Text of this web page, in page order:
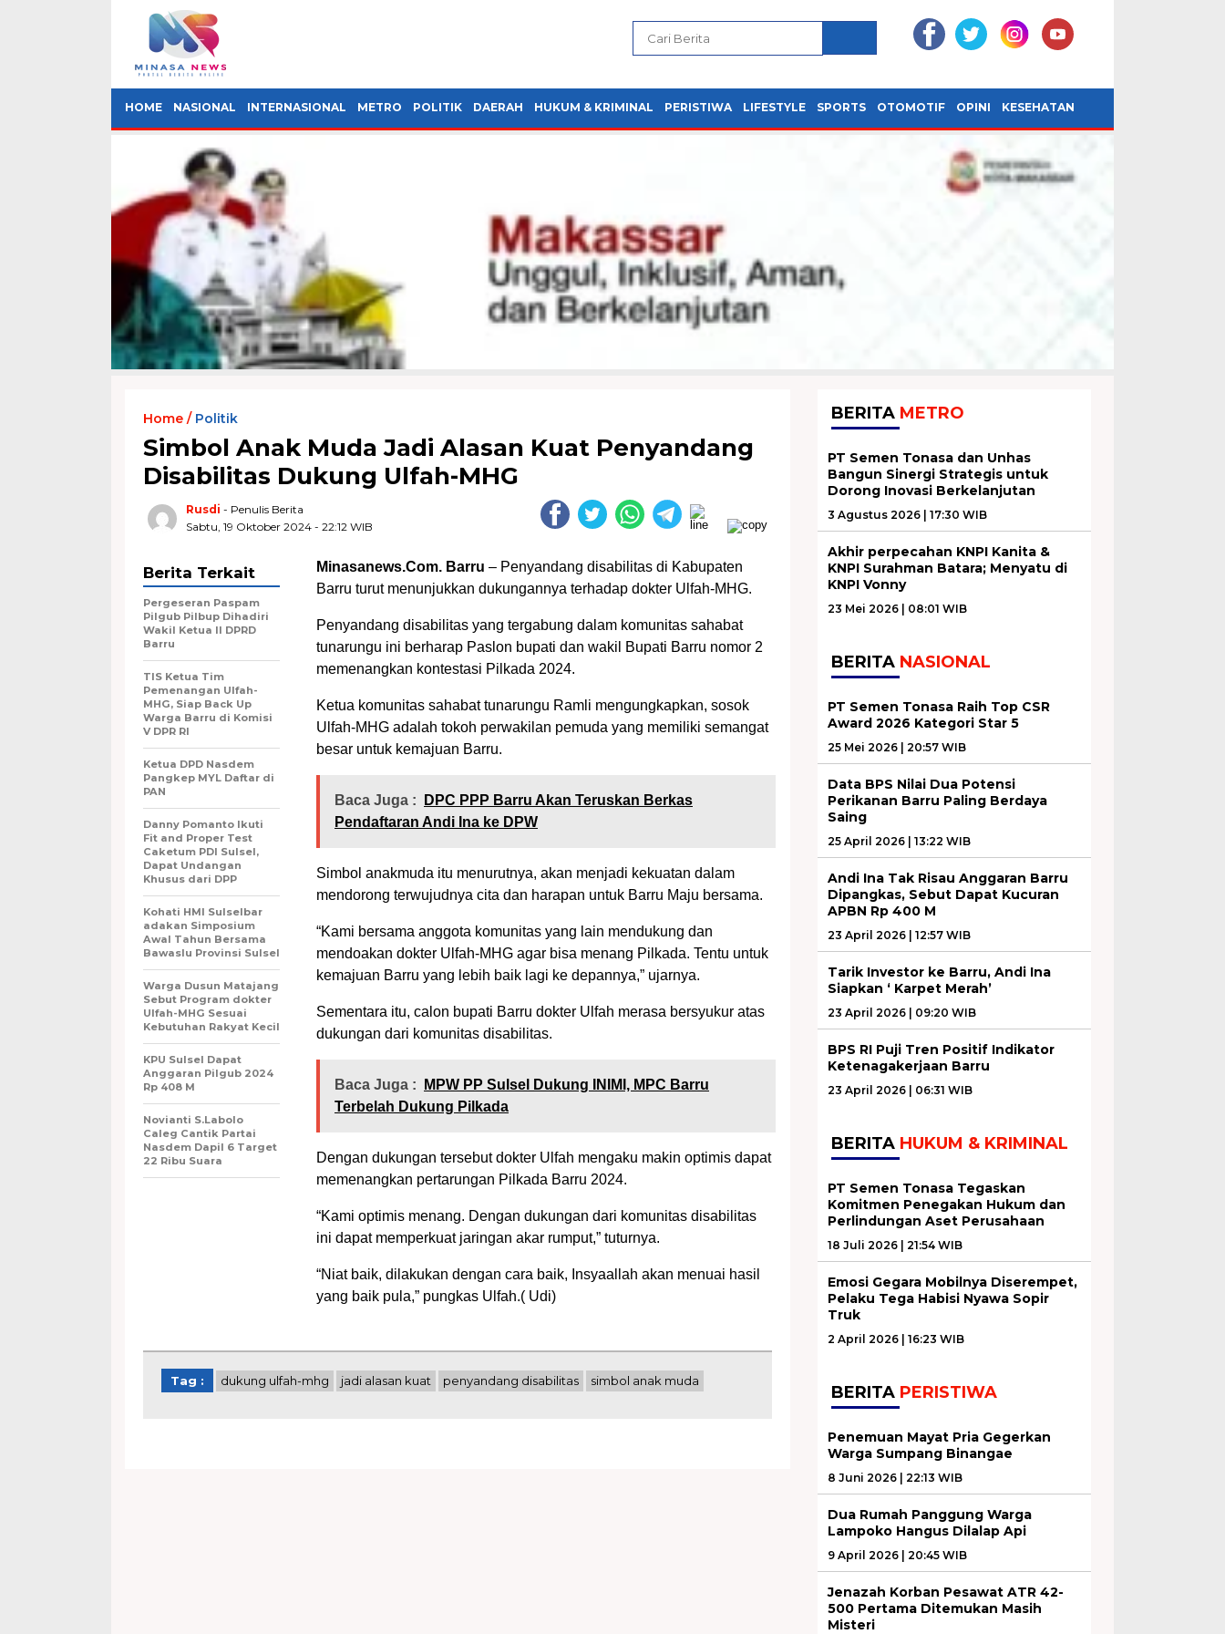
HOME NASIONAL INTERNASIONAL METRO POLITIK DAERAH HUKUM & KRIMINAL PERISTIWA LIFESTYLE SPORTS OTOMOTIF OPINI KESEHATAN
Home / Politik
Simbol Anak Muda Jadi Alasan Kuat Penyandang
Disabilitas Dukung Ulfah-MHG
Rusdi - Penulis Berita
Sabtu, 19 Oktober 2024 - 22:12 WIB
Minasanews.Com. Barru – Penyandang disabilitas di Kabupaten
Barru turut menunjukkan dukungannya terhadap dokter Ulfah-MHG.
Penyandang disabilitas yang tergabung dalam komunitas sahabat
tunarungu ini berharap Paslon bupati dan wakil Bupati Barru nomor 2
memenangkan kontestasi Pilkada 2024.
Ketua komunitas sahabat tunarungu Ramli mengungkapkan, sosok
Ulfah-MHG adalah tokoh perwakilan pemuda yang memiliki semangat
besar untuk kemajuan Barru.
Baca Juga :
DPC PPP Barru Akan Teruskan Berkas
Pendaftaran Andi Ina ke DPW
Simbol anakmuda itu menurutnya, akan menjadi kekuatan dalam
mendorong terwujudnya cita dan harapan untuk Barru Maju bersama.
“Kami bersama anggota komunitas yang lain mendukung dan
mendoakan dokter Ulfah-MHG agar bisa menang Pilkada. Tentu untuk
kemajuan Barru yang lebih baik lagi ke depannya,” ujarnya.
Sementara itu, calon bupati Barru dokter Ulfah merasa bersyukur atas
dukungan dari komunitas disabilitas.
Baca Juga :
MPW PP Sulsel Dukung INIMI, MPC Barru
Terbelah Dukung Pilkada
Dengan dukungan tersebut dokter Ulfah mengaku makin optimis dapat
memenangkan pertarungan Pilkada Barru 2024.
“Kami optimis menang. Dengan dukungan dari komunitas disabilitas
ini dapat memperkuat jaringan akar rumput,” tuturnya.
“Niat baik, dilakukan dengan cara baik, Insyaallah akan menuai hasil
yang baik pula,” pungkas Ulfah.( Udi)
Berita Terkait
Pergeseran Paspam
Pilgub Pilbup Dihadiri
Wakil Ketua II DPRD
Barru
TIS Ketua Tim
Pemenangan Ulfah-
MHG, Siap Back Up
Warga Barru di Komisi
V DPR RI
Ketua DPD Nasdem
Pangkep MYL Daftar di
PAN
Danny Pomanto Ikuti
Fit and Proper Test
Caketum PDI Sulsel,
Dapat Undangan
Khusus dari DPP
Kohati HMI Sulselbar
adakan Simposium
Awal Tahun Bersama
Bawaslu Provinsi Sulsel
Warga Dusun Matajang
Sebut Program dokter
Ulfah-MHG Sesuai
Kebutuhan Rakyat Kecil
KPU Sulsel Dapat
Anggaran Pilgub 2024
Rp 408 M
Novianti S.Labolo
Caleg Cantik Partai
Nasdem Dapil 6 Target
22 Ribu Suara
Tag : dukung ulfah-mhg jadi alasan kuat penyandang disabilitas simbol anak muda
BERITA METRO
PT Semen Tonasa dan Unhas
Bangun Sinergi Strategis untuk
Dorong Inovasi Berkelanjutan
3 Agustus 2026 | 17:30 WIB
Akhir perpecahan KNPI Kanita &
KNPI Surahman Batara; Menyatu di
KNPI Vonny
23 Mei 2026 | 08:01 WIB
BERITA NASIONAL
PT Semen Tonasa Raih Top CSR
Award 2026 Kategori Star 5
25 Mei 2026 | 20:57 WIB
Data BPS Nilai Dua Potensi
Perikanan Barru Paling Berdaya
Saing
25 April 2026 | 13:22 WIB
Andi Ina Tak Risau Anggaran Barru
Dipangkas, Sebut Dapat Kucuran
APBN Rp 400 M
23 April 2026 | 12:57 WIB
Tarik Investor ke Barru, Andi Ina
Siapkan ‘ Karpet Merah’
23 April 2026 | 09:20 WIB
BPS RI Puji Tren Positif Indikator
Ketenagakerjaan Barru
23 April 2026 | 06:31 WIB
BERITA HUKUM & KRIMINAL
PT Semen Tonasa Tegaskan
Komitmen Penegakan Hukum dan
Perlindungan Aset Perusahaan
18 Juli 2026 | 21:54 WIB
Emosi Gegara Mobilnya Diserempet,
Pelaku Tega Habisi Nyawa Sopir
Truk
2 April 2026 | 16:23 WIB
BERITA PERISTIWA
Penemuan Mayat Pria Gegerkan
Warga Sumpang Binangae
8 Juni 2026 | 22:13 WIB
Dua Rumah Panggung Warga
Lampoko Hangus Dilalap Api
9 April 2026 | 20:45 WIB
Jenazah Korban Pesawat ATR 42-
500 Pertama Ditemukan Masih
Misteri